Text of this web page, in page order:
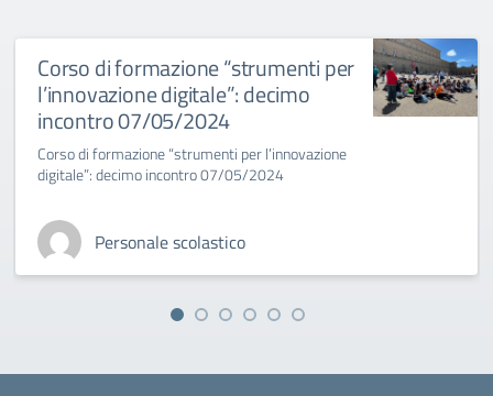
Corso di formazione “strumenti per
l’innovazione digitale”: decimo
incontro 07/05/2024
Corso di formazione “strumenti per l’innovazione
digitale”: decimo incontro 07/05/2024
Personale scolastico